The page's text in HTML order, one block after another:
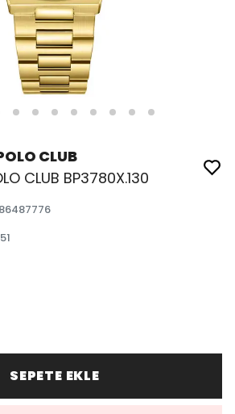
CLUB
CLUB BP3780X.130
SEPETE EKLE